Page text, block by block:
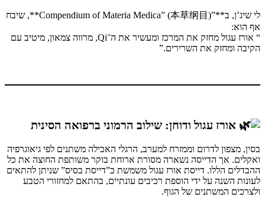
לי שיג’ן, ב**”Compendium of Materia Medica” (本草纲目)**, שיבח
אף הוא:
“ אורז עגול מחזק את המרכז ומעשיר את ה־Qi, מרווה צמאון, מיטיב עם
הקיבה ומחזק את השרירים.”
אורז עגול ודוחן: שילוב הרמוני ברפואה הסינית
בסין, מצפון לדרום וממזרח למערב, הרגלי האכילה משתנים לפי גיאוגרפיה
ואקלים. אך הדייסה נשארה מסורת ארוחת בוקר משותפת החוצה את כל
ההבדלים הללו. דייסת אורז עגול משמשת כ”דייסת בסיס” שניתן להתאים
לעונות השנה על ידי הוספת רכיבים עונתיים, בהתאם למחזורי הטבע
ולצרכים המשתנים של הגוף.